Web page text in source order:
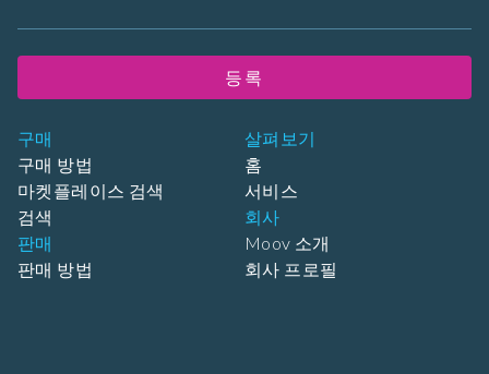
구매
구매 방법
마켓플레이스 검색
검색
판매
판매 방법
살펴보기
홈
서비스
회사
Moov 소개
회사 프로필
등록